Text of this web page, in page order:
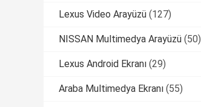
Lexus Video Arayüzü (127)
NISSAN Multimedya Arayüzü (50)
Lexus Android Ekranı (29)
Araba Multimedya Ekranı (55)